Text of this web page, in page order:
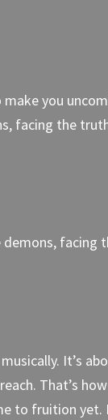
you
facing the
facing
It’s
That’s
to fruition